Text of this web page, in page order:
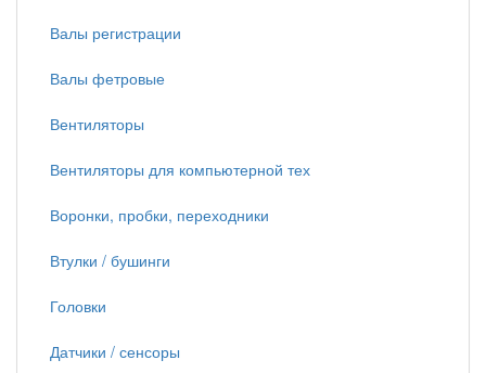
Валы регистрации
Валы фетровые
Вентиляторы
Вентиляторы для компьютерной тех
Воронки, пробки, переходники
Втулки / бушинги
Головки
Датчики / сенсоры